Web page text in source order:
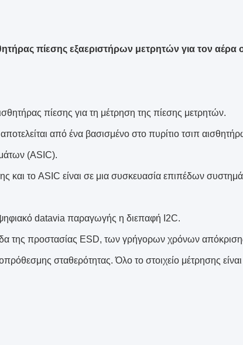
πίεσης εξαεριστήρων μετρητών για τον αέρα
πίεσης για τη μέτρηση της πίεσης μετρητών.
από ένα βασισμένο στο πυρίτιο τσιπ
(ASIC).
και το ASIC είναι σε μια συσκευασία επιπέδων
datavia παραγωγής η διεπαφή I2C.
της προστασίας ESD, των γρήγορων χρόνων
σταθερότητας. Όλο το στοιχείο μέτρησης